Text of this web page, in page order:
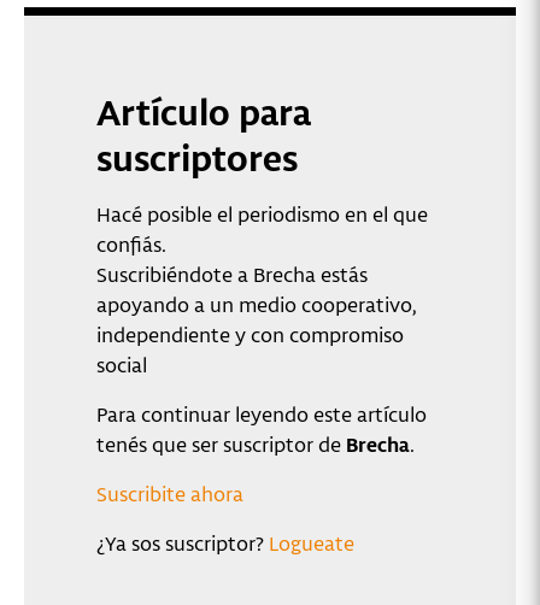
Artículo para
suscriptores
Hacé posible el periodismo en el que
confiás.
Suscribiéndote a Brecha estás
apoyando a un medio cooperativo,
independiente y con compromiso
social
Para continuar leyendo este artículo
tenés que ser suscriptor de Brecha.
Suscribite ahora
¿Ya sos suscriptor? Logueate